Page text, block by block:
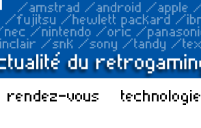
rendez-vous technologie